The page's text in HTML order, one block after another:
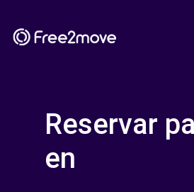
Reservar
en